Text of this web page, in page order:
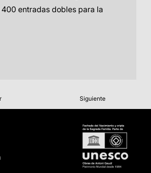
400 entradas dobles para la
Siguiente